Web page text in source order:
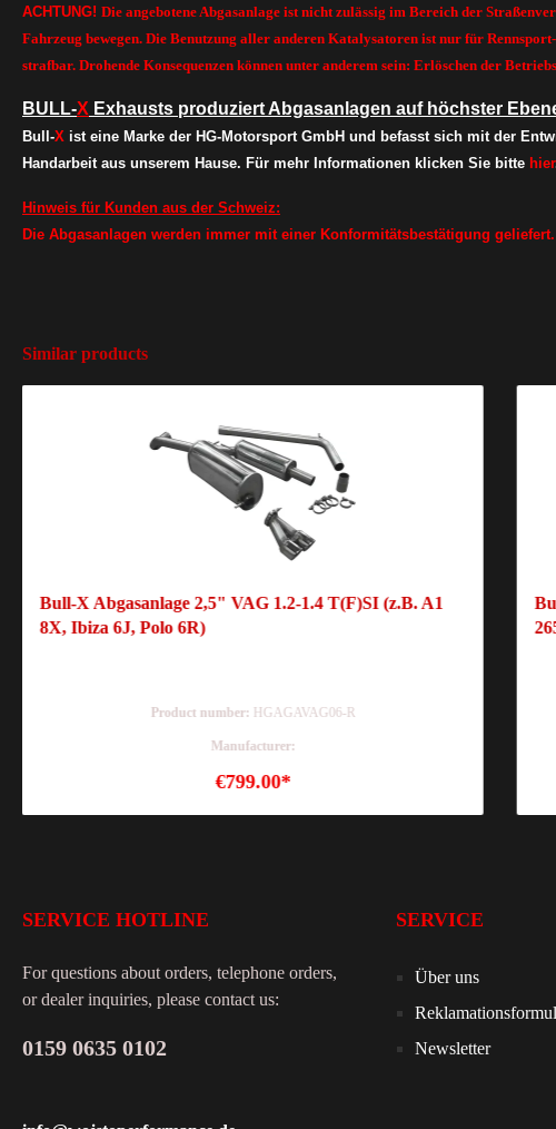
ACHTUNG! Die angebotene Abgasanlage ist nicht zulässig im Bereich der
Fahrzeug bewegen. Die Benutzung aller anderen Katalysatoren ist nur für
strafbar. Drohende Konsequenzen können unter anderem sein: Erlöschen der
BULL-X Exhausts produziert Abgasanlagen auf höchster
Bull-X ist eine Marke der HG-Motorsport GmbH und befasst sich mit der
Handarbeit aus unserem Hause. Für mehr Informationen klicken Sie bitte hier
Hinweis für Kunden aus der Schweiz:
Die Abgasanlagen werden immer mit einer Konformitätsbestätigung
Similar products
Bull-X Abgasanlage 2,5" VAG 1.2-1.4 T(F)SI (z.B. A1
8X, Ibiza 6J, Polo 6R)
Product number: HGAGAVAG06-R
Manufacturer:
€799.00*
SERVICE HOTLINE
For questions about orders, telephone orders,
or dealer inquiries, please contact us:
0159 0635 0102
SERVICE
Über uns
Newsletter